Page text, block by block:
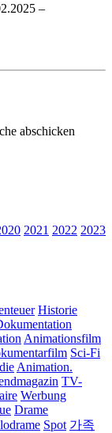
–
abschicken
2021 2022 2023
Historie
Animationsfilm
Sci-Fi
Animation.
TV-
Werbung
Drame
Spot 가족